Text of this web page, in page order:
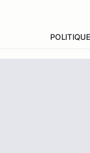
POLITIQUE